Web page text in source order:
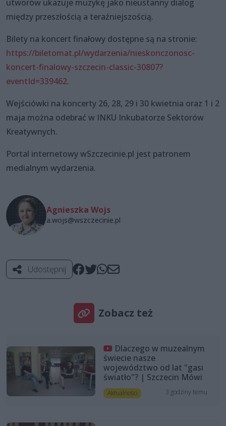
utworów ukazuje muzykę jako nieustanny dialog
między przeszłością a teraźniejszością.
Bilety na koncert finałowy dostępne są na stronie:
https://biletomat.pl/wydarzenia/nieskonczonosc-
koncert-finalowy-szczecin-classic-30807?
eventId=339462.
Wejściówki na koncerty 26, 28, 29 i 30 kwietnia oraz 1 i 2
maja można odebrać w INKU Inkubatorze Sektorów
Kreatywnych.
Portal internetowy wSzczecinie.pl jest patronem
medialnym wydarzenia.
Agnieszka Wojs
a.wojs@wszczecinie.pl
Udostępnij
Zobacz też
Dlaczego w muzealnym
świecie nasze
województwo od lat "gasi
światło"? | Szczecin Mówi
Aktualności 3 godziny temu